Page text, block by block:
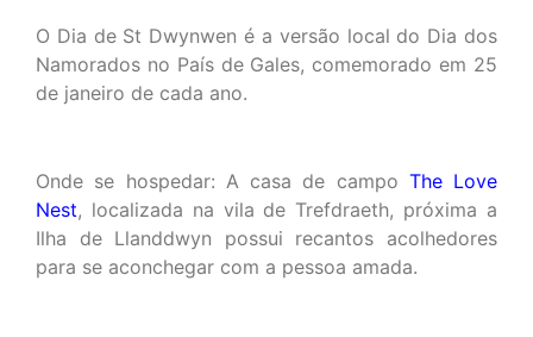
O Dia de St Dwynwen é a versão local do Dia dos
Namorados no País de Gales, comemorado em 25
de janeiro de cada ano.
Onde se hospedar: A casa de campo The Love
Nest, localizada na vila de Trefdraeth, próxima a
Ilha de Llanddwyn possui recantos acolhedores
para se aconchegar com a pessoa amada.